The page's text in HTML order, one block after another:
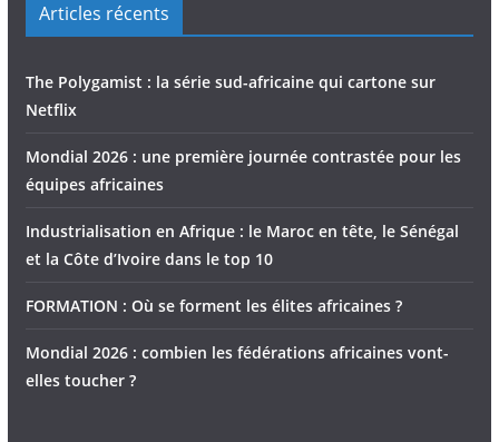
Articles récents
The Polygamist : la série sud-africaine qui cartone sur
Netflix
Mondial 2026 : une première journée contrastée pour les
équipes africaines
Industrialisation en Afrique : le Maroc en tête, le Sénégal
et la Côte d’Ivoire dans le top 10
FORMATION : Où se forment les élites africaines ?
Mondial 2026 : combien les fédérations africaines vont-
elles toucher ?